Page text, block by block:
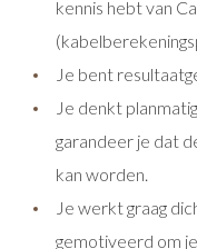
kennis hebt van
Je bent
Je denkt
garandeer je dat
kan worden.
Je werkt graag
gemotiveerd om